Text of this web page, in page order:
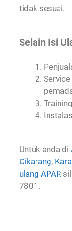
tidak sesuai.
Selain Isi
Untuk anda di
Cikarang,
ulang APAR
7801.